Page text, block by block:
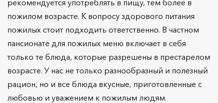
рекомендуется употреблять в пищу, тем более в
пожилом возрасте. К вопросу здорового питания
пожилых стоит подходить ответственно. В частном
пансионате для пожилых меню включает в себя
только те блюда, которые разрешены в престарелом
возрасте. У нас не только разнообразный и полезный
рацион, но и все блюда вкусные, приготовленные с
любовью и уважением к пожилым людям.